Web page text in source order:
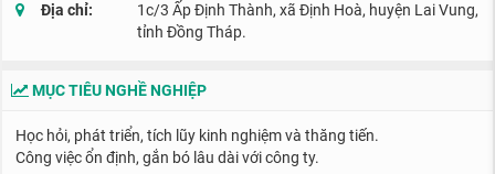
Địa chỉ:
1c/3 Ấp Định Thành, xã Định Hoà, huyện Lai Vung,
tỉnh Đồng Tháp.
MỤC TIÊU NGHỀ NGHIỆP
Học hỏi, phát triển, tích lũy kinh nghiệm và thăng tiến.
Công việc ổn định, gắn bó lâu dài với công ty.